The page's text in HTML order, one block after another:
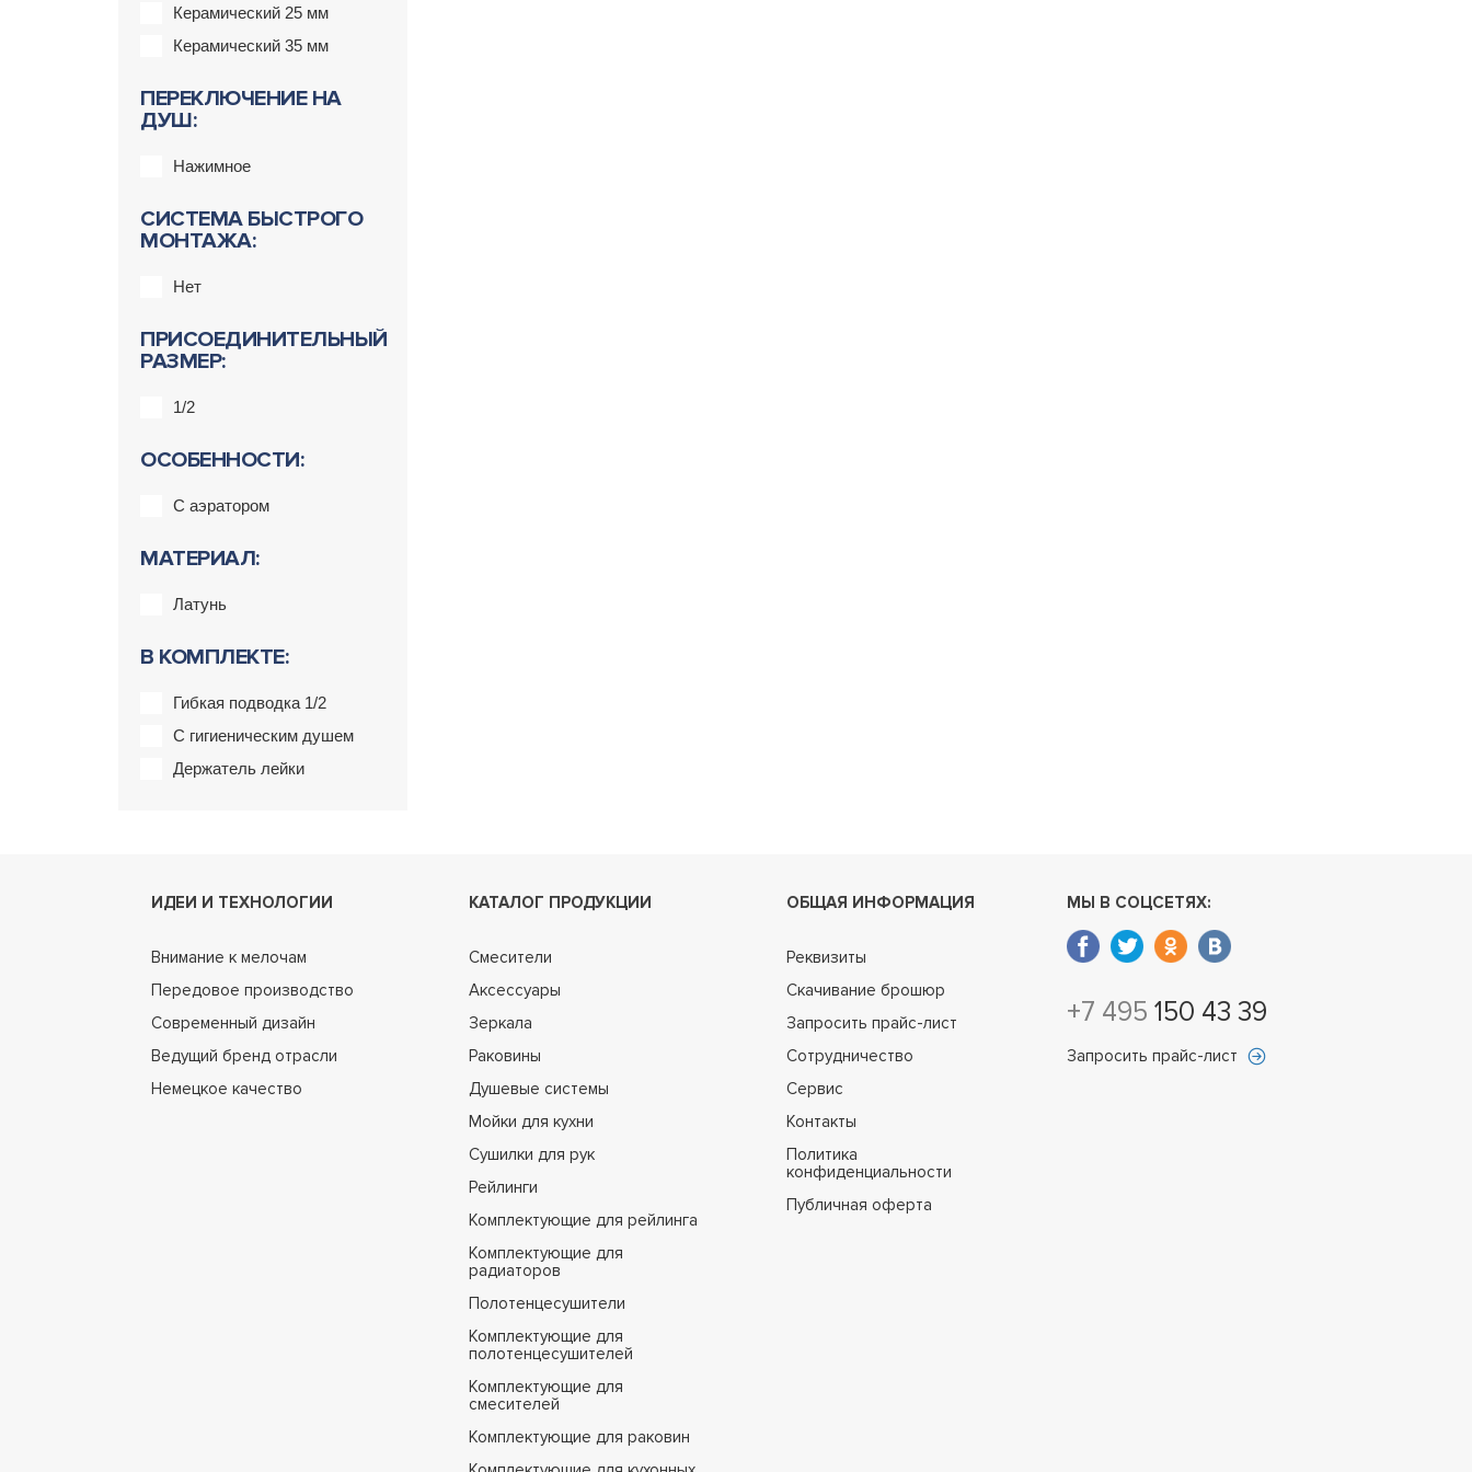
Керамический 25 мм
Керамический 35 мм
ПЕРЕКЛЮЧЕНИЕ НА
ДУШ:
Нажимное
СИСТЕМА БЫСТРОГО
МОНТАЖА:
Нет
ПРИСОЕДИНИТЕЛЬНЫЙ
РАЗМЕР:
1/2
ОСОБЕННОСТИ:
С аэратором
МАТЕРИАЛ:
Латунь
В КОМПЛЕКТЕ:
Гибкая подводка 1/2
С гигиеническим душем
Держатель лейки
ИДЕИ И ТЕХНОЛОГИИ
Внимание к мелочам
Передовое производство
Современный дизайн
Ведущий бренд отрасли
Немецкое качество
КАТАЛОГ ПРОДУКЦИИ
Смесители
Аксессуары
Зеркала
Раковины
Душевые системы
Мойки для кухни
Сушилки для рук
Рейлинги
Комплектующие для рейлинга
Комплектующие для
радиаторов
Полотенцесушители
Комплектующие для
полотенцесушителей
Комплектующие для
смесителей
Комплектующие для раковин
ОБЩАЯ ИНФОРМАЦИЯ
Реквизиты
Скачивание брошюр
Запросить прайс-лист
Сотрудничество
Сервис
Контакты
Политика
конфиденциальности
Публичная оферта
МЫ В СОЦСЕТЯХ:
+7 495 150 43 39
Запросить прайс-лист